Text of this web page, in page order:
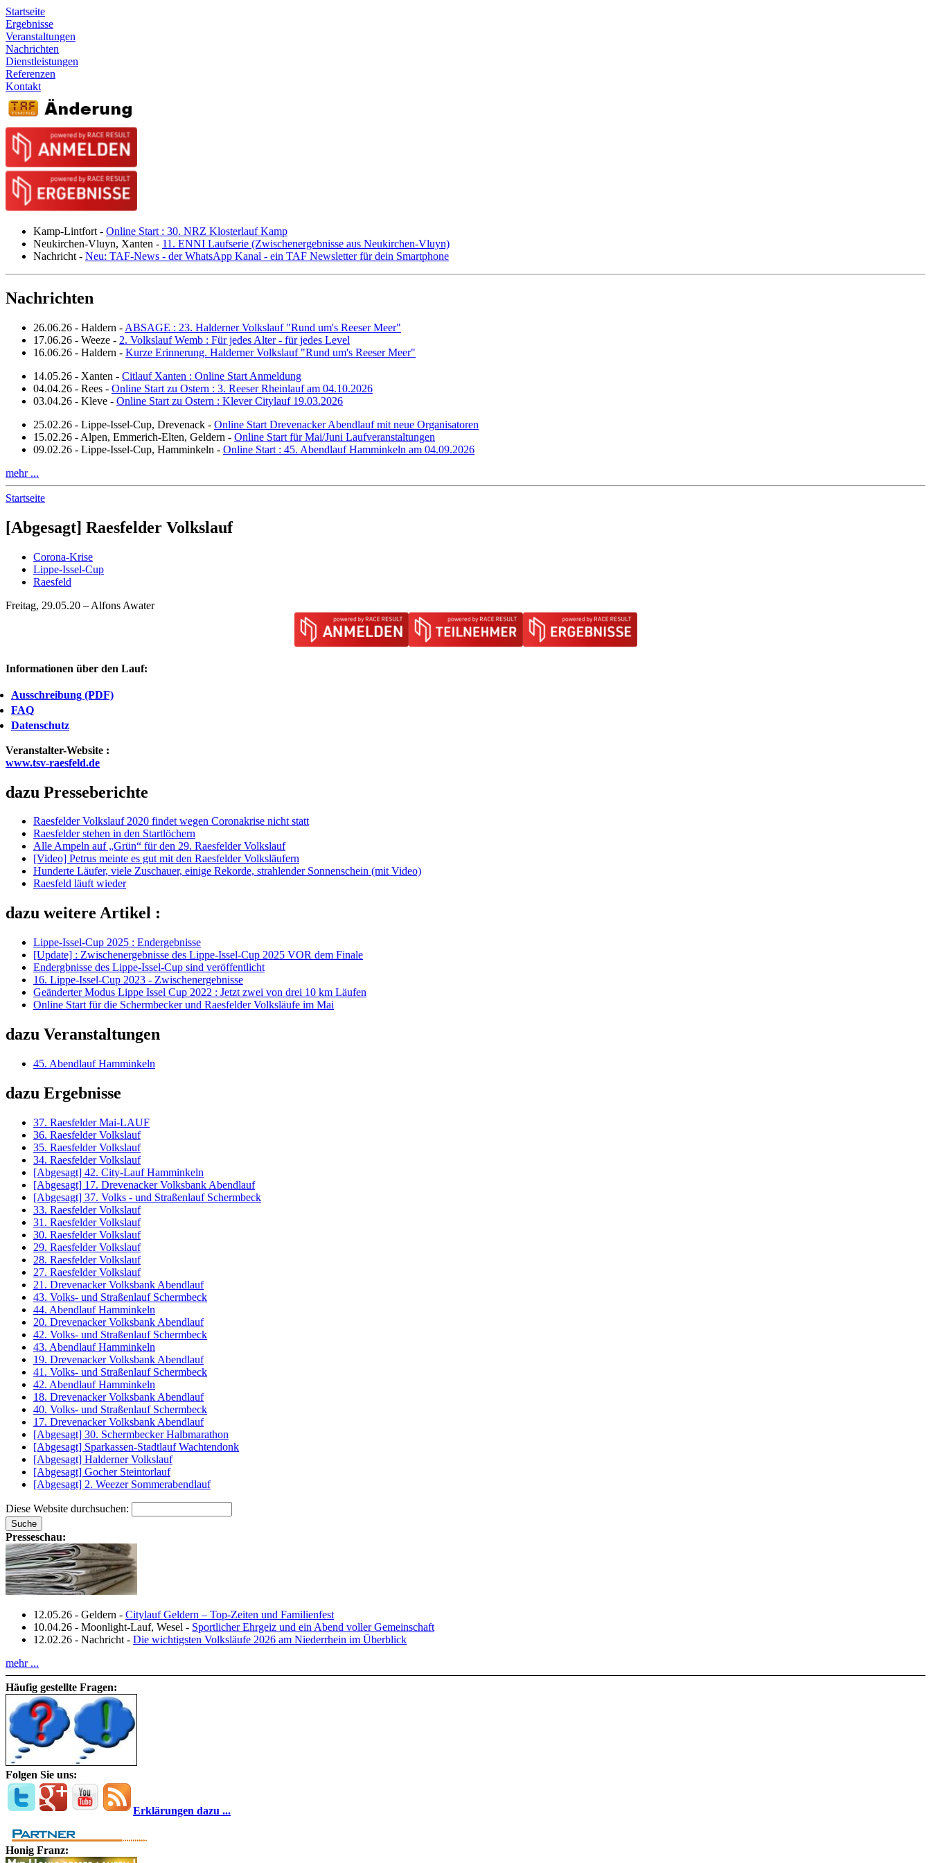
Startseite
Ergebnisse
Veranstaltungen
Nachrichten
Dienstleistungen
Referenzen
Kontakt
Kamp-Lintfort - Online Start : 30. NRZ Klosterlauf Kamp
Neukirchen-Vluyn, Xanten - 11. ENNI Laufserie (Zwischenergebnisse aus Neukirchen-Vluyn)
Nachricht - Neu: TAF-News - der WhatsApp Kanal - ein TAF Newsletter für dein Smartphone
Nachrichten
26.06.26 - Haldern - ABSAGE : 23. Halderner Volkslauf "Rund um's Reeser Meer"
17.06.26 - Weeze - 2. Volkslauf Wemb : Für jedes Alter - für jedes Level
16.06.26 - Haldern - Kurze Erinnerung. Halderner Volkslauf "Rund um's Reeser Meer"
14.05.26 - Xanten - Citlauf Xanten : Online Start Anmeldung
04.04.26 - Rees - Online Start zu Ostern : 3. Reeser Rheinlauf am 04.10.2026
03.04.26 - Kleve - Online Start zu Ostern : Klever Citylauf 19.03.2026
25.02.26 - Lippe-Issel-Cup, Drevenack - Online Start Drevenacker Abendlauf mit neue Organisatoren
15.02.26 - Alpen, Emmerich-Elten, Geldern - Online Start für Mai/Juni Laufveranstaltungen
09.02.26 - Lippe-Issel-Cup, Hamminkeln - Online Start : 45. Abendlauf Hamminkeln am 04.09.2026
mehr ...
Startseite
[Abgesagt] Raesfelder Volkslauf
Corona-Krise
Lippe-Issel-Cup
Raesfeld
Freitag, 29.05.20 – Alfons Awater
Informationen über den Lauf:
Ausschreibung (PDF)
FAQ
Datenschutz
Veranstalter-Website :
www.tsv-raesfeld.de
dazu Presseberichte
Raesfelder Volkslauf 2020 findet wegen Coronakrise nicht statt
Raesfelder stehen in den Startlöchern
Alle Ampeln auf „Grün“ für den 29. Raesfelder Volkslauf
[Video] Petrus meinte es gut mit den Raesfelder Volksläufern
Hunderte Läufer, viele Zuschauer, einige Rekorde, strahlender Sonnenschein (mit Video)
Raesfeld läuft wieder
dazu weitere Artikel :
Lippe-Issel-Cup 2025 : Endergebnisse
[Update] : Zwischenergebnisse des Lippe-Issel-Cup 2025 VOR dem Finale
Endergbnisse des Lippe-Issel-Cup sind veröffentlicht
16. Lippe-Issel-Cup 2023 - Zwischenergebnisse
Geänderter Modus Lippe Issel Cup 2022 : Jetzt zwei von drei 10 km Läufen
Online Start für die Schermbecker und Raesfelder Volksläufe im Mai
dazu Veranstaltungen
45. Abendlauf Hamminkeln
dazu Ergebnisse
37. Raesfelder Mai-LAUF
36. Raesfelder Volkslauf
35. Raesfelder Volkslauf
34. Raesfelder Volkslauf
[Abgesagt] 42. City-Lauf Hamminkeln
[Abgesagt] 17. Drevenacker Volksbank Abendlauf
[Abgesagt] 37. Volks - und Straßenlauf Schermbeck
33. Raesfelder Volkslauf
31. Raesfelder Volkslauf
30. Raesfelder Volkslauf
29. Raesfelder Volkslauf
28. Raesfelder Volkslauf
27. Raesfelder Volkslauf
21. Drevenacker Volksbank Abendlauf
43. Volks- und Straßenlauf Schermbeck
44. Abendlauf Hamminkeln
20. Drevenacker Volksbank Abendlauf
42. Volks- und Straßenlauf Schermbeck
43. Abendlauf Hamminkeln
19. Drevenacker Volksbank Abendlauf
41. Volks- und Straßenlauf Schermbeck
42. Abendlauf Hamminkeln
18. Drevenacker Volksbank Abendlauf
40. Volks- und Straßenlauf Schermbeck
17. Drevenacker Volksbank Abendlauf
[Abgesagt] 30. Schermbecker Halbmarathon
[Abgesagt] Sparkassen-Stadtlauf Wachtendonk
[Abgesagt] Halderner Volkslauf
[Abgesagt] Gocher Steintorlauf
[Abgesagt] 2. Weezer Sommerabendlauf
Diese Website durchsuchen:
Presseschau:
12.05.26 - Geldern - Citylauf Geldern – Top‑Zeiten und Familienfest
10.04.26 - Moonlight-Lauf, Wesel - Sportlicher Ehrgeiz und ein Abend voller Gemeinschaft
12.02.26 - Nachricht - Die wichtigsten Volksläufe 2026 am Niederrhein im Überblick
mehr ...
Häufig gestellte Fragen:
Folgen Sie uns:
Erklärungen dazu ...
Honig Franz: